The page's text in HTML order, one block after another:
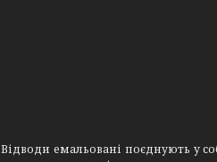
Відводи емальовані поєднують у